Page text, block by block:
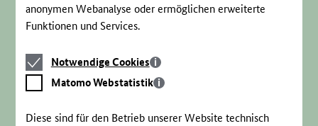
anonymen Webanalyse oder ermöglichen erweiterte
Funktionen und Services.
Notwendige
Cookies
Notwendige Cookies
Matomo
Webstatistik
Matomo Webstatistik
Diese sind für den Betrieb unserer Website technisch